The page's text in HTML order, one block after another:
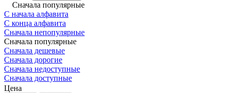
Сначала популярные
С начала алфавита
С конца алфавита
Сначала непопулярные
Сначала популярные
Сначала дешевые
Сначала дорогие
Сначала недоступные
Сначала доступные
Цена